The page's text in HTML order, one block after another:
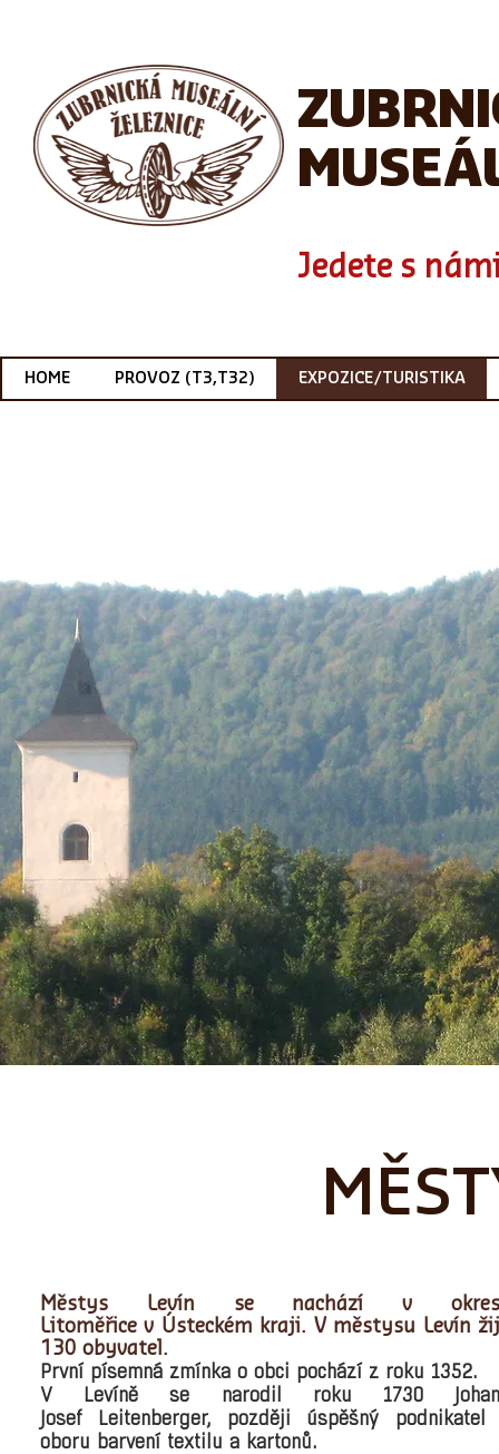
Jedete s
HOME PROVOZ (T3,T32) EXPOZICE/TURISTIKA
Městys Levín se nachází v
Litoměřice v Ústeckém kraji. V městysu Levín
130 obyvatel.
První písemná zmínka o obci pochází z roku 1352.
V Levíně se narodil roku 1730
Josef
Leitenberger, později úspěšný podnikatel
oboru barvení textilu a kartonů.